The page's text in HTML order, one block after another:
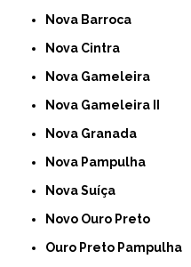
Nova Barroca
Nova Cintra
Nova Gameleira
Nova Gameleira II
Nova Granada
Nova Pampulha
Nova Suíça
Novo Ouro Preto
Ouro Preto Pampulha